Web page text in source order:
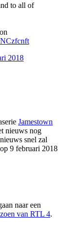
to all of
2018
Jamestown
nieuws nog
snel zal
op 9 februari 2018
naar een
van RTL 4.